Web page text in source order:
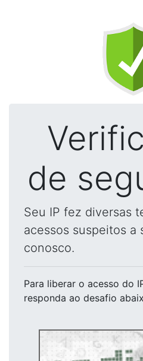
de
Seu IP fez diversas
acessos suspeitos a
conosco.
Para liberar o acesso do
responda ao desafio